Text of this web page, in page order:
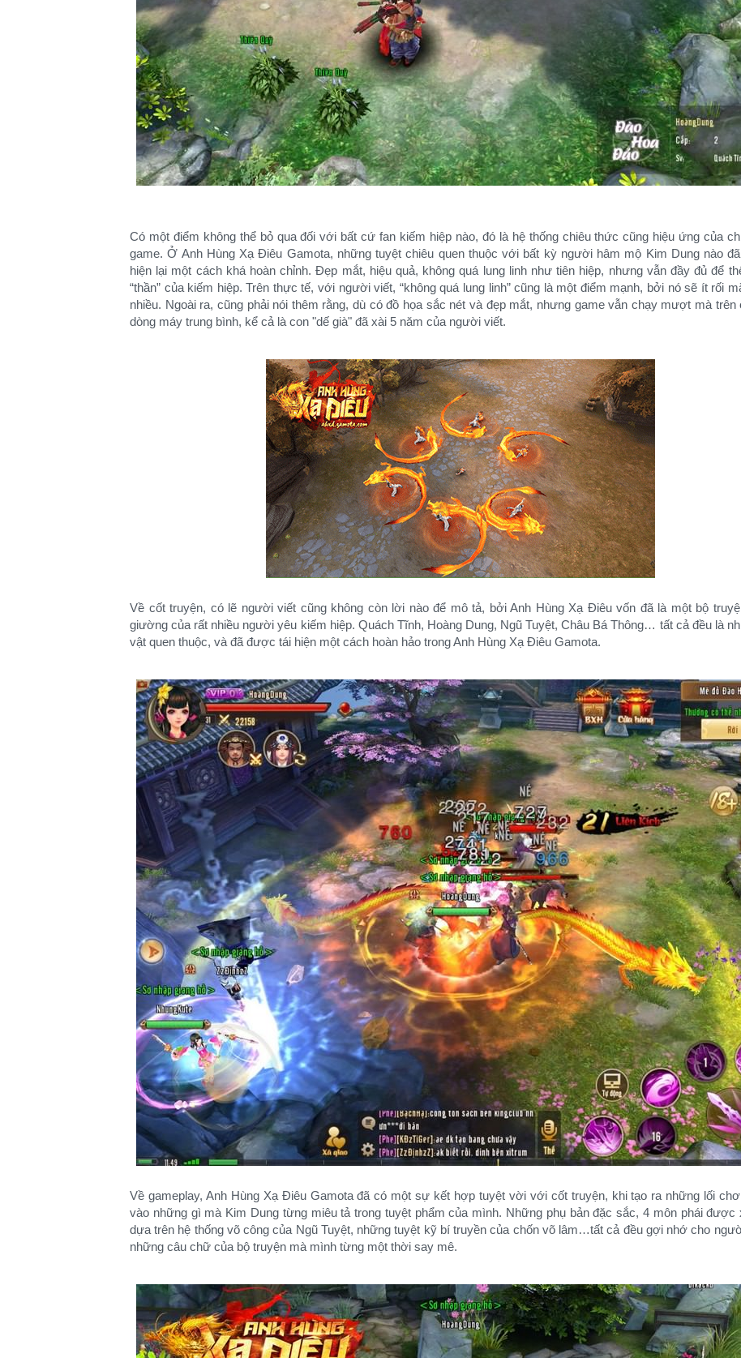
Có một điểm không thể bỏ qua đối với bất cứ fan kiếm hiệp nào, đó là hệ thống chiêu thức cũng hiệu ứng của
game. Ở Anh Hùng Xạ Điêu Gamota, những tuyệt chiêu quen thuộc với bất kỳ người hâm mộ Kim Dung nào
hiện lại một cách khá hoàn chỉnh. Đẹp mắt, hiệu quả, không quá lung linh như tiên hiệp, nhưng vẫn đầy đủ để
“thần” của kiếm hiệp. Trên thực tế, với người viết, “không quá lung linh” cũng là một điểm mạnh, bởi nó sẽ ít rối
nhiều. Ngoài ra, cũng phải nói thêm rằng, dù có đồ họa sắc nét và đẹp mắt, nhưng game vẫn chạy mượt mà trên
dòng máy trung bình, kể cả là con "dế già" đã xài 5 năm của người viết.
Về cốt truyện, có lẽ người viết cũng không còn lời nào để mô tả, bởi Anh Hùng Xạ Điêu vốn đã là một bộ
giường của rất nhiều người yêu kiếm hiệp. Quách Tĩnh, Hoàng Dung, Ngũ Tuyệt, Châu Bá Thông… tất cả đều là
vật quen thuộc, và đã được tái hiện một cách hoàn hảo trong Anh Hùng Xạ Điêu Gamota.
Về gameplay, Anh Hùng Xạ Điêu Gamota đã có một sự kết hợp tuyệt vời với cốt truyện, khi tạo ra những lối
vào những gì mà Kim Dung từng miêu tả trong tuyệt phẩm của mình. Những phụ bản đặc sắc, 4 môn phái được
dựa trên hệ thống võ công của Ngũ Tuyệt, những tuyệt kỹ bí truyền của chốn võ lâm…tất cả đều gợi nhớ cho
những câu chữ của bộ truyện mà mình từng một thời say mê.